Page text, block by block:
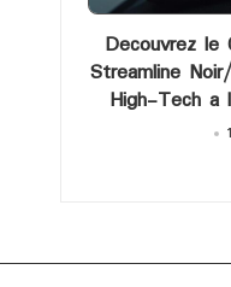
in
Decouvrez le
Streamline
High-Tech a